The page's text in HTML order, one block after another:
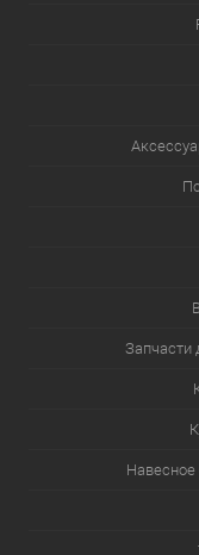
Запчасти